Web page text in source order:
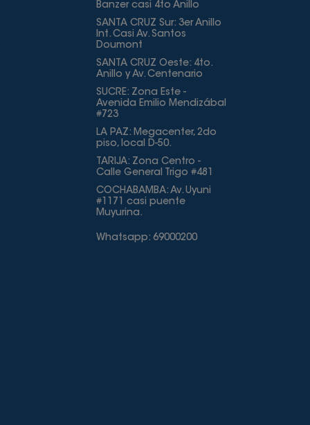
Banzer casi 4to Anillo
SANTA CRUZ Sur: 3er Anillo
Int. Casi Av. Santos
Doumont
SANTA CRUZ Oeste: 4to.
Anillo y Av. Centenario
SUCRE: Zona Este -
Avenida Emilio Mendizábal
#723
LA PAZ: Megacenter, 2do
piso, local D-50.
TARIJA: Zona Centro -
Calle General Trigo #481
COCHABAMBA: Av. Uyuni
#1171 casi puente
Muyurina.
Whatsapp: 69000200